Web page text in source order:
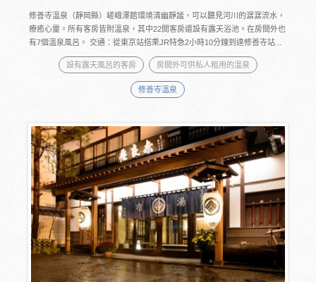
修善寺溫泉（靜岡縣）嵯峨澤館環境清幽靜謐，可以聽見河川的潺潺流水，
療癒心靈。所有客房皆附溫泉，其中22間客房還設有露天浴池。在房間外也
有7個溫泉風呂。 交通：從東京站搭乘JR特急2小時10分鐘到達修善寺站...
設有露天風呂的客房 房間外可供私人租用的溫泉
修善寺溫泉